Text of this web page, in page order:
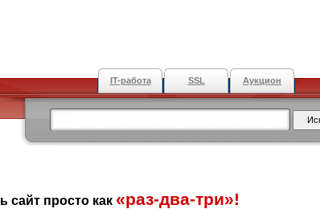
IT-работа SSL Аукцион
сайт просто как «раз-два-три»!